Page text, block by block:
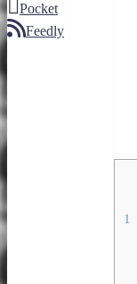
Pocket
Feedly
1